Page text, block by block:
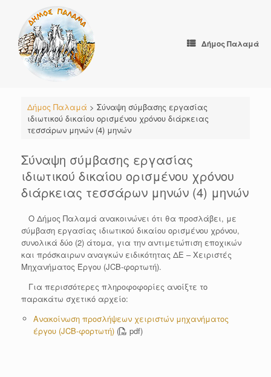
content
Δήμος Παλαμά
Δήμος Παλαμά > Σύναψη σύμβασης εργασίας
ιδιωτικού δικαίου ορισμένου χρόνου διάρκειας
τεσσάρων μηνών (4) μηνών
Σύναψη σύμβασης εργασίας
ιδιωτικού δικαίου ορισμένου χρόνου
διάρκειας τεσσάρων μηνών (4) μηνών
Ο Δήμος Παλαμά ανακοινώνει ότι θα προσλάβει, με
σύμβαση εργασίας ιδιωτικού δικαίου ορισμένου χρόνου,
συνολικά δύο (2) άτομα, για την αντιμετώπιση εποχικών
και πρόσκαιρων αναγκών ειδικότητας ΔΕ – Χειριστές
Μηχανήματος Έργου (JCB-φορτωτή).
Για περισσότερες πληροφοφορίες ανοίξτε το
παρακάτω σχετικό αρχείο:
Ανακοίνωση προσλήψεων χειριστών μηχανήματος
έργου (JCB-φορτωτή)( pdf)